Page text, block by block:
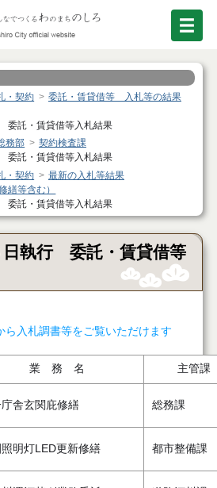
・契約
委託・賃貸借等 入札等の結果
委託・賃貸借等入札結果
務部
契約検査課
委託・賃貸借等入札結果
・契約
最新の入札等結果
繕等含む）
委託・賃貸借等入札結果
日執行 委託・賃貸借等
ら入札調書等をご覧いただけます
業 務 名 主管課
舎玄関庇修繕 総務課
明灯LED更新修繕 都市整備課